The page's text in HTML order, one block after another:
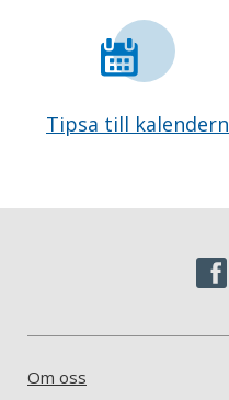
Tipsa till kalendern
Om oss